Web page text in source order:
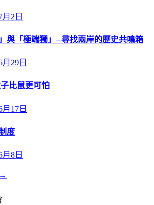
月2日
與「極端獨」─尋找兩岸的歷史共鳴箱
月29日
比鼠更可怕
月17日
度
月8日
→